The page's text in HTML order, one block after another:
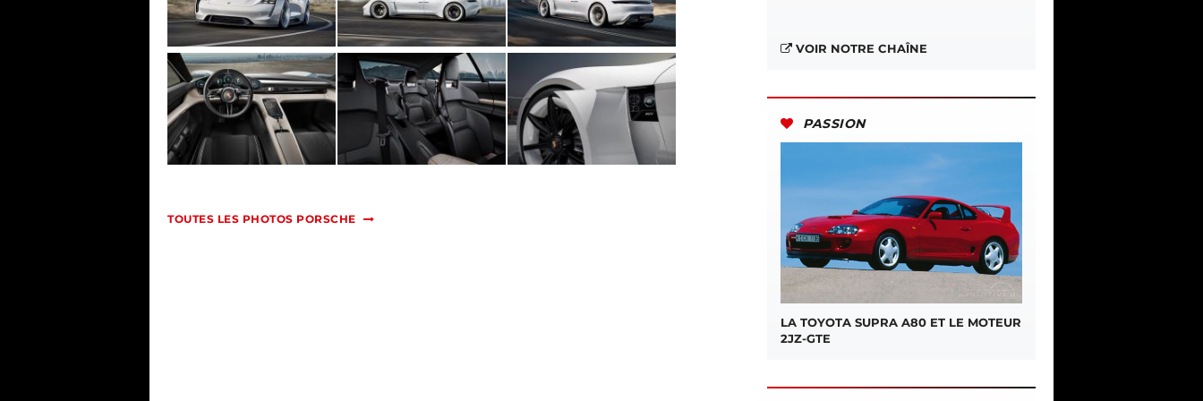
TOUTES LES PHOTOS PORSCHE
VOIR NOTRE CHAÎNE
PASSION
LA TOYOTA SUPRA A80 ET LE MOTEUR
2JZ-GTE